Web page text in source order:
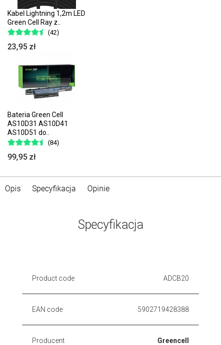
Kabel Lightning 1,2m LED
Green Cell Ray z..
(42)
23,95 zł
Bateria Green Cell
AS10D31 AS10D41
AS10D51 do..
(84)
99,95 zł
Opis Specyfikacja Opinie
Specyfikacja
Product code ADCB20
EAN code 5902719428388
Producent Greencell